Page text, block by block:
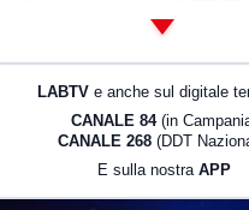
LABTV e anche sul digitale
CANALE 84 (in
CANALE 268 (DDT
E sulla nostra APP